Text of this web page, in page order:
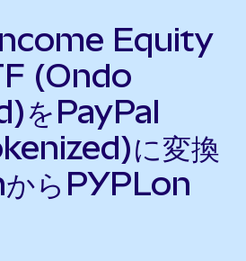
Equity
(Ondo
をPayPal
に変換
からPYPLon